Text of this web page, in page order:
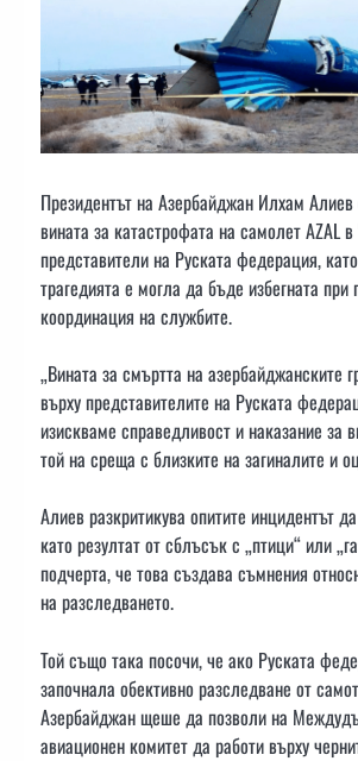
Президентът на Азербайджан Илхам
вината за катастрофата на самолет AZAL
представители на Руската федерация,
трагедията е могла да бъде избегната при
координация на службите.
„Вината за смъртта на азербайджанските
върху представителите на Руската
изискваме справедливост и наказание за
той на среща с близките на загиналите и
Алиев разкритикува опитите инцидентът
като резултат от сблъсък с „птици“ или
подчерта, че това създава съмнения
на разследването.
Той също така посочи, че ако Руската
започнала обективно разследване от
Азербайджан щеше да позволи на
авиационен комитет да работи върху